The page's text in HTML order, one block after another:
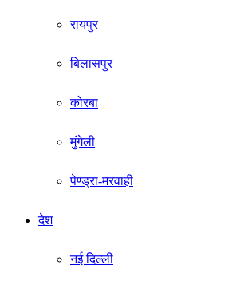
रायपुर
बिलासपुर
कोरबा
मुंगेली
पेण्ड्रा-मरवाही
देश
नई दिल्ली